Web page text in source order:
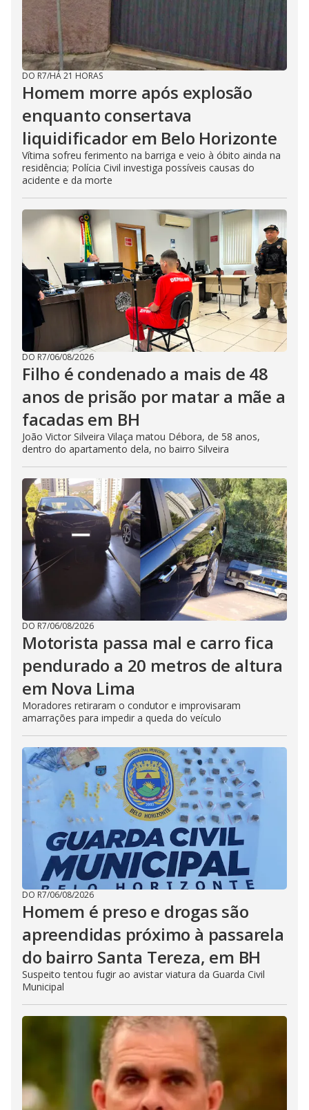
DO R7/HÁ 21 HORAS
Homem morre após explosão
enquanto consertava
liquidificador em Belo Horizonte
Vítima sofreu ferimento na barriga e veio à óbito ainda na
residência; Polícia Civil investiga possíveis causas do
acidente e da morte
DO R7/06/08/2026
Filho é condenado a mais de 48
anos de prisão por matar a mãe a
facadas em BH
João Victor Silveira Vilaça matou Débora, de 58 anos,
dentro do apartamento dela, no bairro Silveira
DO R7/06/08/2026
Motorista passa mal e carro fica
pendurado a 20 metros de altura
em Nova Lima
Moradores retiraram o condutor e improvisaram
amarrações para impedir a queda do veículo
DO R7/06/08/2026
Homem é preso e drogas são
apreendidas próximo à passarela
do bairro Santa Tereza, em BH
Suspeito tentou fugir ao avistar viatura da Guarda Civil
Municipal